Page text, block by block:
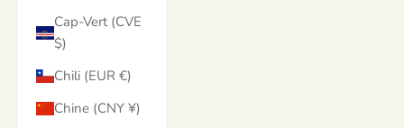
Cap-Vert (CVE
$)
Chili (EUR €)
Chine (CNY ¥)